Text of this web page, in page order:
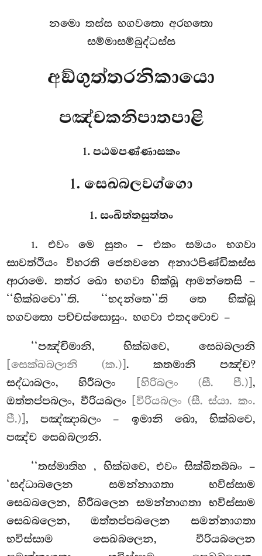
නමො තස්ස භගවතො අරහතො
සම්මාසම්බුද්ධස්ස
අඞ්ගුත්තරනිකායො
පඤ්චකනිපාතපාළි
1. පඨමපණ්ණාසකං
1. සෙඛබලවග්ගො
1. සංඛිත්තසුත්තං
1. එවංමෙ සුතං – එකං සමයං භගවා
සාවත්ථියං විහරති ජෙතවනෙ අනාථපිණ්ඩිකස්ස
ආරාමෙ. තත්ර ඛො භගවා භික්ඛූ ආමන්තෙසි –
‘‘භික්ඛවො’’ති. ‘‘භදන්තෙ’’ති තෙ භික්ඛූ
භගවතො පච්චස්සොසුං. භගවා එතදවොච –
‘‘පඤ්චිමානි, භික්ඛවෙ, සෙඛබලානි
[සෙක්ඛබලානි (ක.)]. කතමානි පඤ්ච?
සද්ධාබලං, හිරීබලං
[හිරිබලං (සී. පී.)] ,
ඔත්තප්පබලං, වීරියබලං
[විරියබලං (සී. ස්යා. කං.
පී.)], පඤ්ඤාබලං – ඉමානි ඛො, භික්ඛවෙ,
පඤ්ච සෙඛබලානි.
‘‘තස්මාතිහ , භික්ඛවෙ, එවං සික්ඛිතබ්බං –
‘සද්ධාබලෙන සමන්නාගතා භවිස්සාම
සෙඛබලෙන, හිරීබලෙන සමන්නාගතා භවිස්සාම
සෙඛබලෙන, ඔත්තප්පබලෙන සමන්නාගතා
භවිස්සාම සෙඛබලෙන, වීරියබලෙන